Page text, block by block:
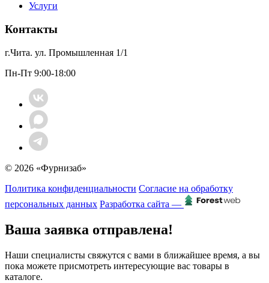
Услуги
Контакты
г.Чита. ул. Промышленная 1/1
Пн-Пт 9:00-18:00
© 2026 «Фурнизаб»
Политика конфиденциальности Согласие на обработку
персональных данных Разработка сайта —
Ваша заявка отправлена!
Наши специалисты свяжутся с вами в ближайшее время, а вы
пока можете присмотреть интересующие вас товары в
каталоге.